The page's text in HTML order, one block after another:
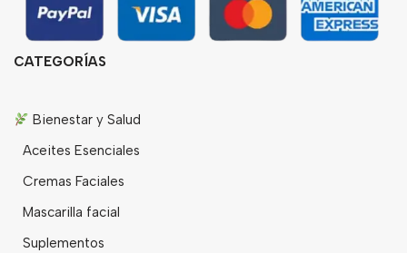
CATEGORÍAS
Bienestar y Salud
Aceites Esenciales
Cremas Faciales
Mascarilla facial
Suplementos